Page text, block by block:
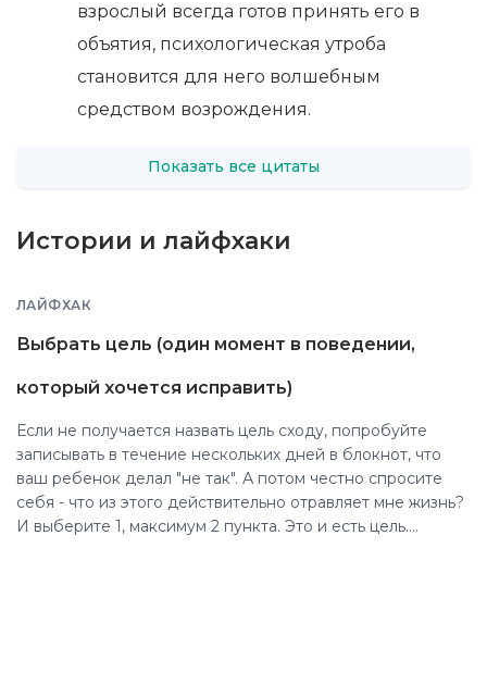
взрослый всегда готов принять его в
объятия, психологическая утроба
становится для него волшебным
средством возрождения.
Показать все цитаты
Истории и лайфхаки
ЛАЙФХАК
Выбрать цель (один момент в поведении,
который хочется исправить)
Если не получается назвать цель сходу, попробуйте
записывать в течение нескольких дней в блокнот, что
ваш ребенок делал "не так". А потом честно спросите
себя - что из этого действительно отравляет мне жизнь?
И выберите 1, максимум 2 пункта. Это и есть цель.